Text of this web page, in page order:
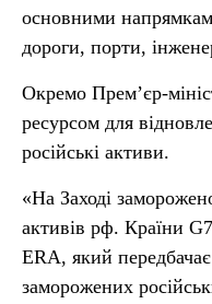
основними
дороги, порти,
Окремо Прем’єр-
ресурсом для
російські активи.
«На Заході
активів рф. Країни
ERA, який
заморожених